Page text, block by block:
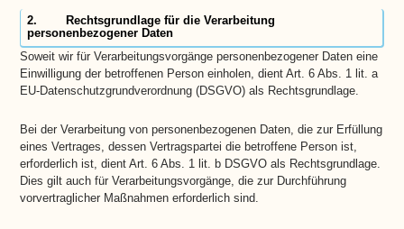
2. Rechtsgrundlage für die Verarbeitung
personenbezogener Daten
Soweit wir für Verarbeitungsvorgänge personenbezogener Daten eine
Einwilligung der betroffenen Person einholen, dient Art. 6 Abs. 1 lit. a
EU-Datenschutzgrundverordnung (DSGVO) als Rechtsgrundlage.
Bei der Verarbeitung von personenbezogenen Daten, die zur Erfüllung
eines Vertrages, dessen Vertragspartei die betroffene Person ist,
erforderlich ist, dient Art. 6 Abs. 1 lit. b DSGVO als Rechtsgrundlage.
Dies gilt auch für Verarbeitungsvorgänge, die zur Durchführung
vorvertraglicher Maßnahmen erforderlich sind.